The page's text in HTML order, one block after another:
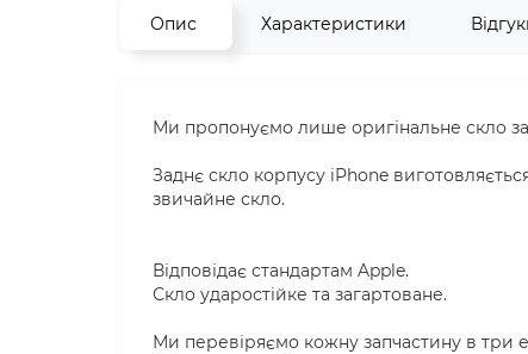
Опис Характеристики
Ми пропонуємо лише оригінальне скло
Заднє скло корпусу iPhone
звичайне скло.
Відповідає стандартам Apple.
Скло ударостійке та загартоване.
Ми перевіряємо кожну запчастину в три